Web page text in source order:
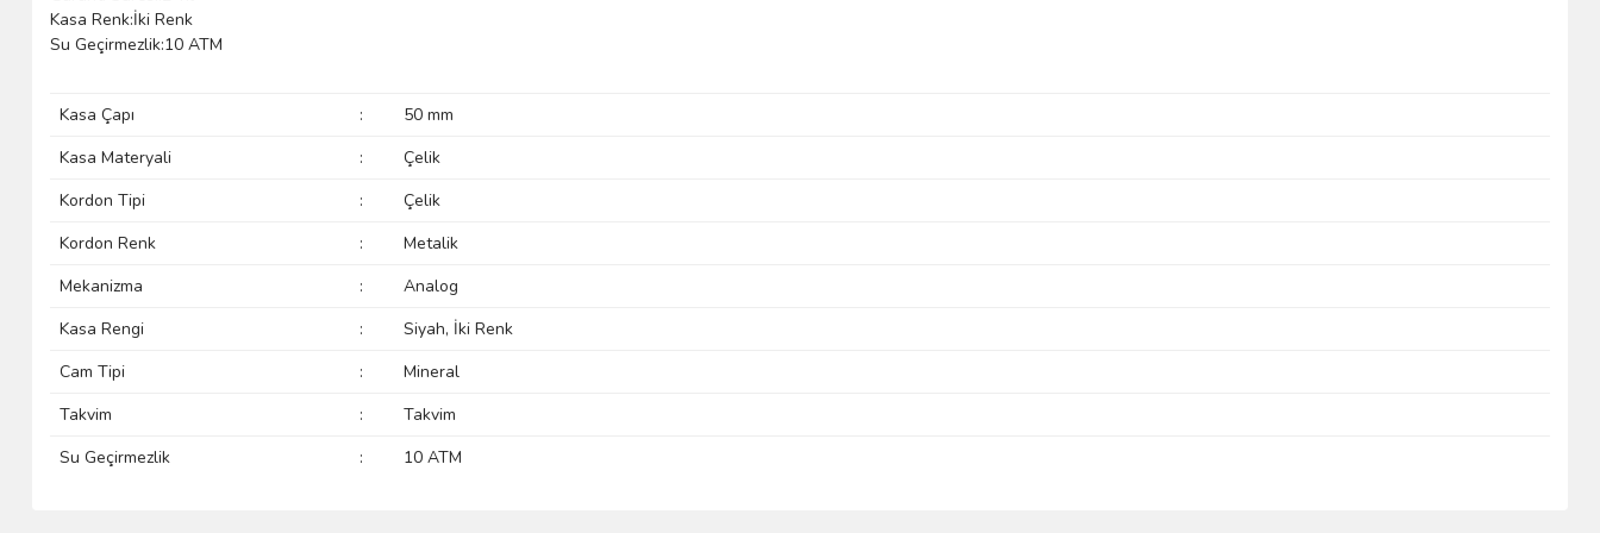
Kasa Renk:İki Renk
Su Geçirmezlik:10 ATM
Kasa Çapı :
50 mm
Kasa Materyali
:
Çelik
Kordon Tipi
:
Çelik
Kordon Renk
:
Metalik
Mekanizma
:
Analog
Kasa Rengi
:
Siyah, İki Renk
Cam Tipi
:
Mineral
Takvim
:
Takvim
Su Geçirmezlik
: 10 ATM